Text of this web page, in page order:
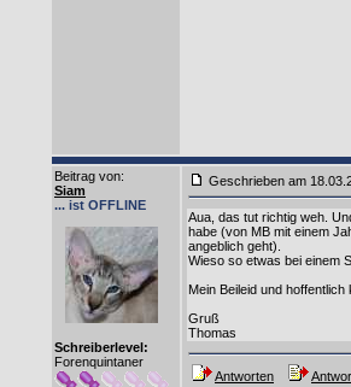
Beitrag von:
Siam
... ist OFFLINE
Schreiberlevel:
Forenquintaner
Geschrieben am
Aua, das tut richtig weh.
habe (von MB mit einem
angeblich geht).
Wieso so etwas bei einem
Mein Beileid und
Gruß
Thomas
Antworten